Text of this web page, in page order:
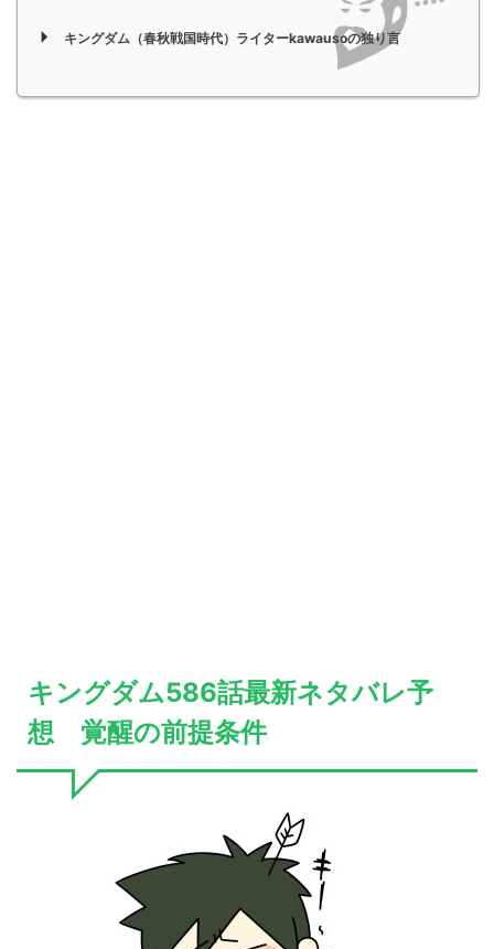
キングダム（春秋戦国時代）ライターkawausoの独り言
キングダム586話最新ネタバレ予
想 覚醒の前提条件